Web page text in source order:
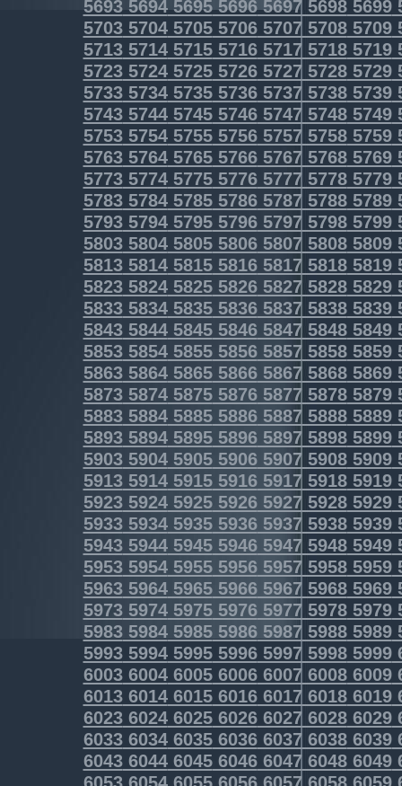
56935694569556965697 56985699
57035704570557065707 57085709
57135714571557165717 57185719
57235724572557265727 57285729
57335734573557365737 57385739
57435744574557465747 57485749
57535754575557565757 57585759
57635764576557665767 57685769
57735774577557765777 57785779
57835784578557865787 57885789
57935794579557965797 57985799
58035804580558065807 58085809
58135814581558165817 58185819
58235824582558265827 58285829
58335834583558365837 58385839
58435844584558465847 58485849
58535854585558565857 58585859
58635864586558665867 58685869
58735874587558765877 58785879
58835884588558865887 58885889
58935894589558965897 58985899
59035904590559065907 59085909
59135914591559165917 59185919
59235924592559265927 59285929
59335934593559365937 59385939
59435944594559465947 59485949
59535954595559565957 59585959
59635964596559665967 59685969
59735974597559765977 59785979
59835984598559865987 59885989
59935994599559965997 59985999
60036004600560066007 60086009
60136014601560166017 60186019
60236024602560266027 60286029
60336034603560366037 60386039
60436044604560466047 60486049